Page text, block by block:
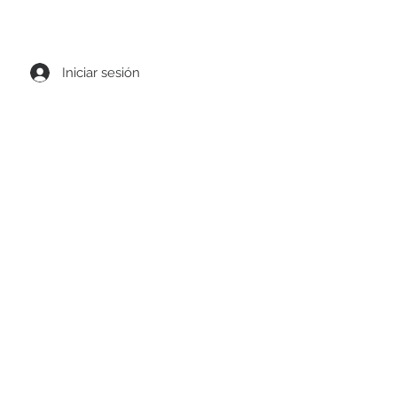
Iniciar sesión